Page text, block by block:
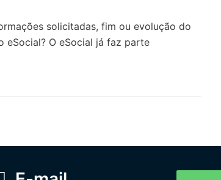
solicitadas, fim ou evolução do
eSocial? O eSocial já faz parte